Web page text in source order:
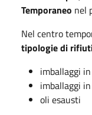
Temporaneo nel
Nel centro
tipologie di
imballaggi
imballaggi
oli esausti